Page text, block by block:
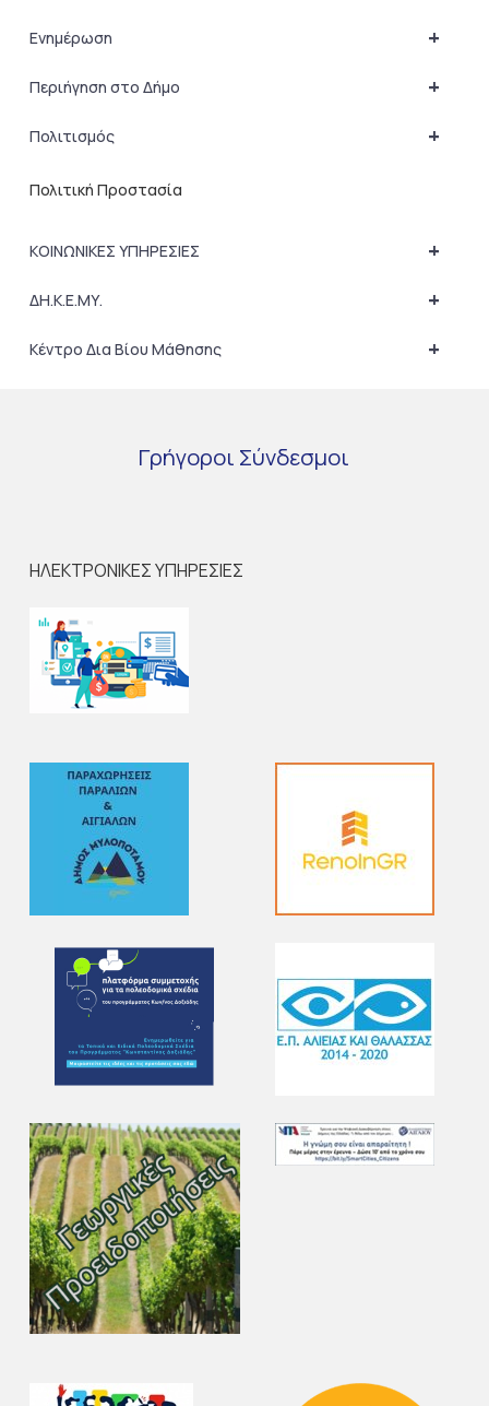
+
Ενημέρωση
+
Περιήγηση στο Δήμο
+
Πολιτισμός
Πολιτική Προστασία
+
ΚΟΙΝΩΝΙΚΕΣ ΥΠΗΡΕΣΙΕΣ
+
ΔΗ.Κ.Ε.ΜΥ.
+
Κέντρο Δια Βίου Μάθησης
Γρήγοροι Σύνδεσμοι
ΗΛΕΚΤΡΟΝΙΚΕΣ ΥΠΗΡΕΣΙΕΣ